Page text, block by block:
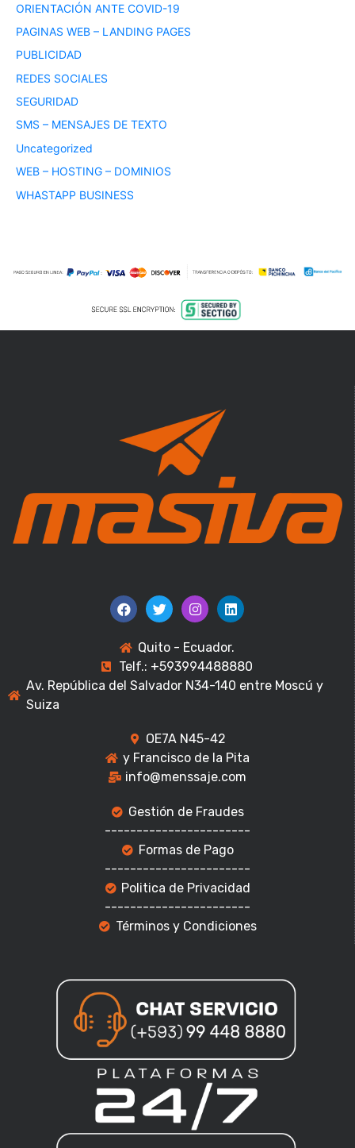
ORIENTACIÓN ANTE COVID-19
PAGINAS WEB – LANDING PAGES
PUBLICIDAD
REDES SOCIALES
SEGURIDAD
SMS – MENSAJES DE TEXTO
Uncategorized
WEB – HOSTING – DOMINIOS
WHASTAPP BUSINESS
Quito - Ecuador.
Telf.: +593994488880
Av. República del Salvador N34-140 entre Moscú y
Suiza
OE7A N45-42
y Francisco de la Pita
info@menssaje.com
Gestión de Fraudes
-----------------------
Formas de Pago
-----------------------
Politica de Privacidad
-----------------------
Términos y Condiciones